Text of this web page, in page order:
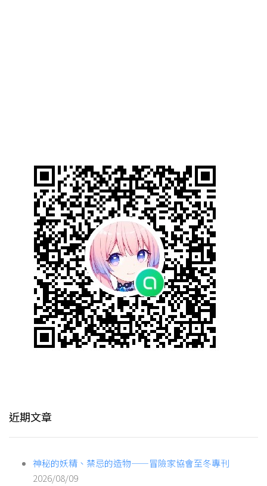
近期文章
神秘的妖精、禁忌的造物——冒險家協會至冬專刊
2026/08/09